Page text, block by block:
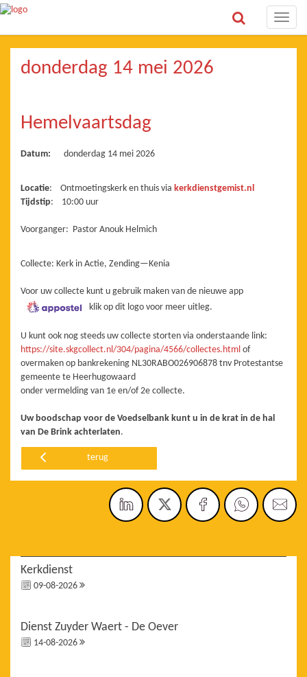
Toggle
donderdag 14 mei 2026
Hemelvaartsdag
Datum: donderdag 14 mei 2026
Locatie: Ontmoetingskerk en thuis via kerkdienstgemist.nl
Tijdstip: 10:00 uur
Voorganger: Pastor Anouk Helmich
Collecte: Kerk in Actie, Zending—Kenia
Voor uw collecte kunt u gebruik maken van de nieuwe app
klik op dit logo voor meer uitleg.
U kunt ook nog steeds uw collecte storten via onderstaande link:
https://site.skgcollect.nl/304/pagina/4566/collectes.html of
overmaken op bankrekening NL30RABO026906878 tnv Protestantse
gemeente te Heerhugowaard
onder vermelding van 1e en/of 2e collecte.
Uw boodschap voor de Voedselbank kunt u in de krat in de hal
van De Brink achterlaten.
terug
Kerkdienst
09-08-2026
Dienst Zuyder Waert - De Oever
14-08-2026